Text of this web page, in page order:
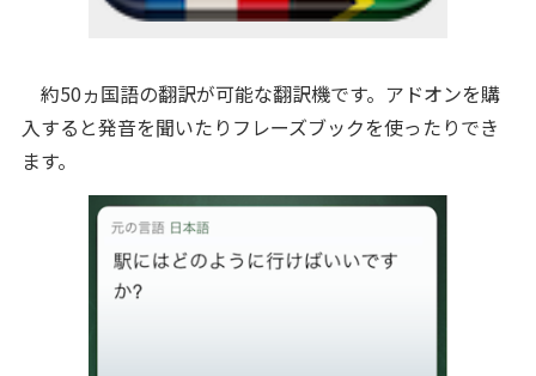
約50ヵ国語の翻訳が可能な翻訳機です。アドオンを購
入すると発音を聞いたりフレーズブックを使ったりでき
ます。